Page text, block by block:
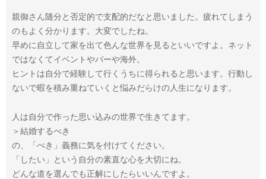
親御さん随分と否定的で支配的だなと思いました。疲れてしまう
のもよく分かります。大変でしたね。
早めに自立して家を出て色んな世界を見るといいですよ。ネット
ではなくてイベントやバーや海外。
ヒントは自分で経験して行くうちに得られると思います。行動し
ないで暇を積み重ねていくと悩みだらけの人生になります。
人は自分で作った思い込みの世界で生きてます。
＞結婚するべき
の、「べき」義務に気を付けてください。
「したい」という自分の素直な心を大切にね。
どんな道を選んでも正解にしたらいいんですよ。